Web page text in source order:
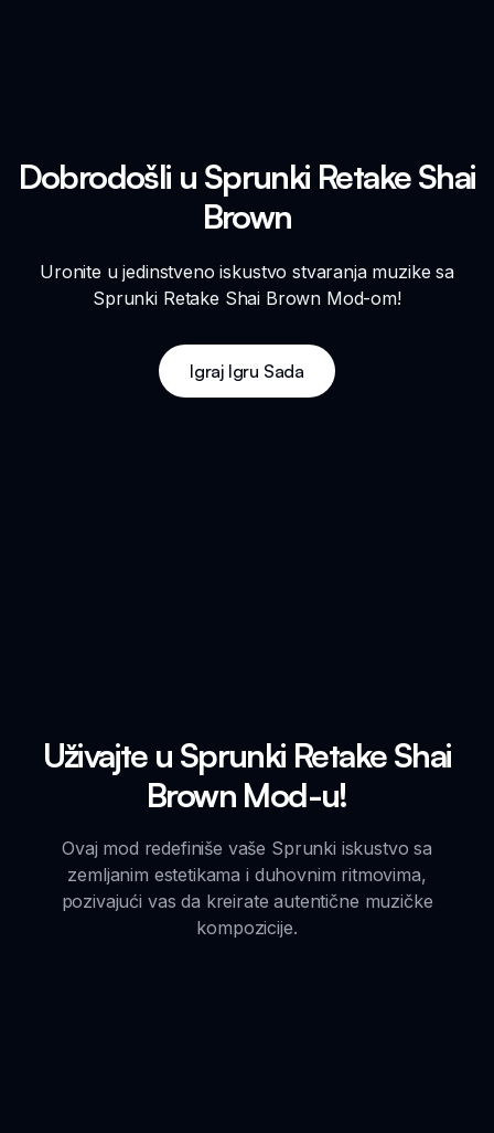
Dobrodošli u Sprunki Retake Shai
Brown
Uronite u jedinstveno iskustvo stvaranja muzike sa
Sprunki Retake Shai Brown Mod-om!
Igraj Igru Sada
Uživajte u Sprunki Retake Shai
Brown Mod-u!
Ovaj mod redefiniše vaše Sprunki iskustvo sa
zemljanim estetikama i duhovnim ritmovima,
pozivajući vas da kreirate autentične muzičke
kompozicije.